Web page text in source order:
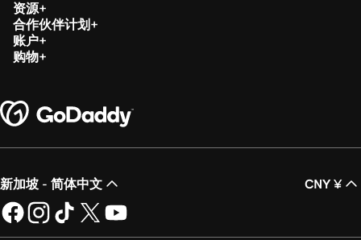
资源
合作伙伴计划
账户
购物
新加坡 - 简体中文 CNY ¥